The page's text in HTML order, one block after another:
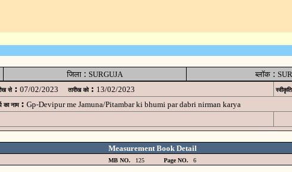
जिला : SURGUJA ब्लॉक:
से : 07/02/2023 तारीख को : 13/02/2023
का नाम : Gp-Devipur me Jamuna/Pitambar ki bhumi par dabri nirman karya
Measurement Book Detail
MB NO. 125 Page NO. 6